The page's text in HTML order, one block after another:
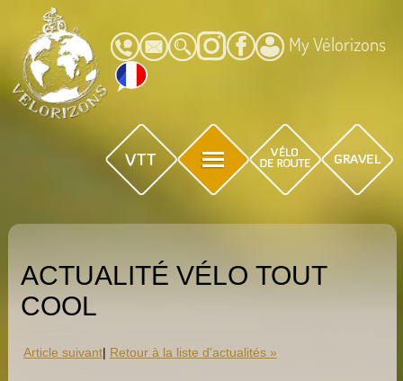
My Vélorizons
ACTUALITÉ VÉLO TOUT
COOL
Article suivant| Retour à la liste d'actualités »